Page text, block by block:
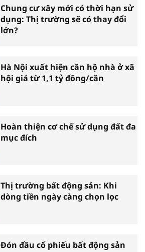
Chung cư xây mới có thời hạn sử
dụng: Thị trường sẽ có thay đổi
lớn?
Hà Nội xuất hiện căn hộ nhà ở xã
hội giá từ 1,1 tỷ đồng/căn
Hoàn thiện cơ chế sử dụng đất đa
mục đích
Thị trường bất động sản: Khi
dòng tiền ngày càng chọn lọc
Đón đầu cổ phiếu bất động sản